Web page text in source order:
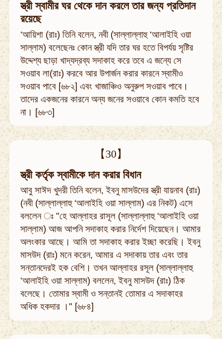
স্ত্রী স্বামীর ঘর থেকে দান করলে তার জন্য প্রতিদান
রয়েছে
‘আয়িশা (রাঃ) তিনি বলেন, নবী (সাল্লাল্লাহু ‘আলাইহি ওয়া
সাল্লাম) বলেছেনঃ কোন স্ত্রী যদি তার ঘর হতে বিপর্যয় সৃষ্টির
উদ্দেশ্য ছাড়া খাদ্যদ্রব্য সদাকাহ করে তবে এ জন্যে সে
সওয়াব লা(রাঃ) করবে আর উপার্জন করার কারনে স্বামীও
সওয়াব পাবে [৬৮২] এবং খাজাঞ্চিও অনুরুপ সওয়াব পাবে।
তাদের একজনের কারনে অন্য জনের সওয়াবে কোন কমতি হবে
না। [৬৮৩]
【30】
স্ত্রী কর্তৃক স্বামীকে দান করার বিধান
আবু সাঈদ খুদরী তিনি বলেন, ইবনু মাসউদের স্ত্রী যায়নাব (রাঃ)
(নবী (সাল্লাল্লাহু ‘আলাইহি ওয়া সাল্লাম) এর নিকট) এসে
বললেন ঃ "হে আল্লাহর রাসূল (সাল্লাল্লাহু ‘আলাইহি ওয়া
সাল্লাম) আজ আপনি সদাকাহ করার নির্দেশ দিয়েছেন। আমার
অলংকার আছে। আমি তা সদাকাহ করার ইচ্ছা করেছি। ইবনু
মাসউদ (রাঃ) মনে করেন, আমার এ সদাকায় তার এবং তার
সন্তানদেরই হক বেশি। তখন আল্লাহর রসূল (সাল্লাল্লাহু
‘আলাইহি ওয়া সাল্লাম) বললেন, ইবনু মাসউদ (রাঃ) ঠিক
বলেছে। তোমার স্বামী ও সন্তানই তোমার এ সদাকাহর
অধিক হকদার ।" [৬৮৪]